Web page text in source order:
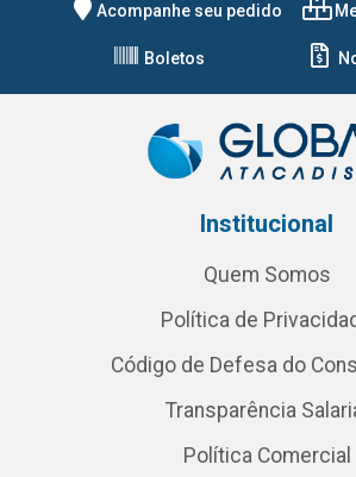
Acompanhe seu pedido
Boletos
Institucional
Quem Somos
Política de
Código de Defesa do
Transparência
Política Comercial